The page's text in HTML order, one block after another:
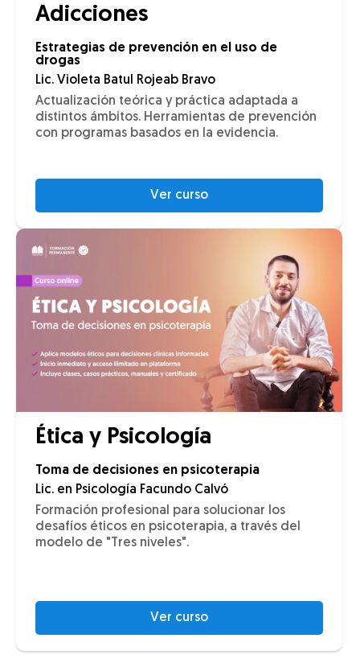
Adicciones
Estrategias de prevención en el uso de
drogas
Lic. Violeta Batul Rojeab Bravo
Actualización teórica y práctica adaptada a
distintos ámbitos. Herramientas de prevención
con programas basados en la evidencia.
Ver curso
Ética y Psicología
Toma de decisiones en psicoterapia
Lic. en Psicología Facundo Calvó
Formación profesional para solucionar los
desafíos éticos en psicoterapia, a través del
modelo de "Tres niveles".
Ver curso